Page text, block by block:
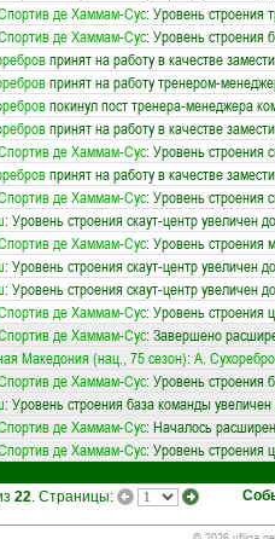
де Хаммам-Сус: Уровень строения
де Хаммам-Сус: Уровень строения
принят на работу в качестве
принят на работу тренером-
покинул пост тренера-менеджера
принят на работу в качестве
де Хаммам-Сус: Уровень строения
принят на работу в качестве
де Хаммам-Сус: Уровень строения
: Уровень строения скаут-центр увеличен
де Хаммам-Сус: Уровень строения
: Уровень строения скаут-центр увеличен
: Уровень строения скаут-центр увеличен
де Хаммам-Сус: Уровень строения
де Хаммам-Сус: Завершено
Македония (нац., 75 сезон): А.
де Хаммам-Сус: Уровень строения
: Уровень строения база команды
де Хаммам-Сус: Началось
де Хаммам-Сус: Уровень строения
22. Страницы: